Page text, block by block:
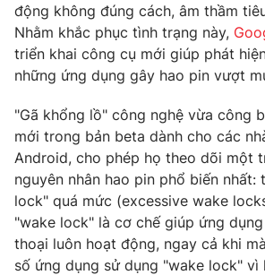
Phim VTV
Hậu trường
Nhân vật
Khán giả
Giải sao mai
Giải trí
Điện ảnh
Âm nhạc
Sao
Đời sống
Du lịch
Làm đẹp
Chất lượng cuộc sống
Giáo dục
Tuyển sinh
Học trực tuyến
Công nghệ
Hitech Công nghệ tương lai
Sản phẩm
Giao lưu trực tuyến
động không đúng cách, âm thầm
Nhằm khắc phục tình trạng này,
triển khai công cụ mới giúp phát
những ứng dụng gây hao pin vượt
"Gã khổng lồ" công nghệ vừa công
mới trong bản beta dành cho các
Android, cho phép họ theo dõi một
nguyên nhân hao pin phổ biến nhất:
lock" quá mức (excessive wake
"wake lock" là cơ chế giúp ứng
thoại luôn hoạt động, ngay cả khi
số ứng dụng sử dụng "wake lock" vì